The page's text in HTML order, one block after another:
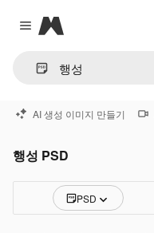
Close menu
Magnific
AI 생성 이미지 만들기
행성 PSD
PSD